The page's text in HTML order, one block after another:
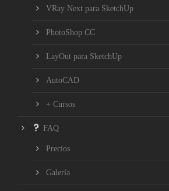
VRay Next para SketchUp
PhotoShop CC
LayOut para SketchUp
AutoCAD
+ Cursos
FAQ
Precios
Galería